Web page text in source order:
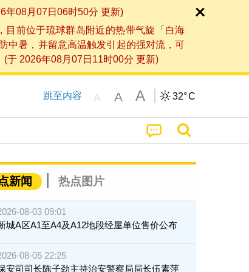
年08月07日06时50分 更新)
前位于琉球群岛附近的热带气旋「白海
中暑，并留意高温触发引起的强对流，可
于 2026年08月07日11时00分 更新)
跳至内容 A A A 32°C
新闻 热点图片
08-03 09:01
城A区A1至A4及A12地段经屋单位售价公布
08-05 22:25
安司司长陈子劲主持治安警察局局长伍素萍